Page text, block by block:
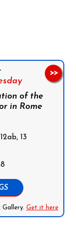
of the
in Rome
13
Get it here
>>